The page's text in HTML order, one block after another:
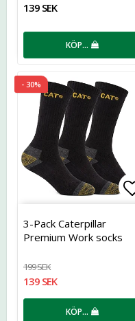
139 SEK
KÖP…
- 30%
3-Pack Caterpillar
Premium Work socks
199 SEK
139 SEK
KÖP…